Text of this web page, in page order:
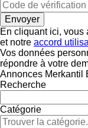
En cliquant ici, vous
et notre accord
Vos données
répondre à votre
Annonces Merkantil
Recherche
Catégorie